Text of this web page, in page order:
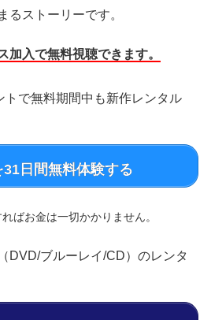
るストーリーです。
加入で無料視聴できます。
で無料期間中も新作レンタル
31日間無料体験する
ばお金は一切かかりません。
DVD/ブルーレイ/CD）のレンタ